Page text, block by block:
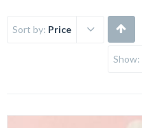
Sort by: Price
Show: